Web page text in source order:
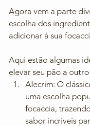
Agora vem a parte
escolha dos
adicionar à sua
Aqui estão algumas
elevar seu pão a
Alecrim: O
uma escolha
focaccia,
sabor incríveis